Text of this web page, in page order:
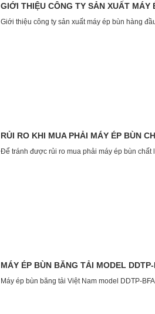
GIỚI THIỆU CÔNG TY SẢN XUẤT MÁY
Giới thiệu công ty sản xuất máy ép bùn hàng
RỦI RO KHI MUA PHẢI MÁY ÉP BÙN
Để tránh được rủi ro mua phải máy ép bùn chất
MÁY ÉP BÙN BĂNG TẢI MODEL
Máy ép bùn băng tải Việt Nam model DDTP-